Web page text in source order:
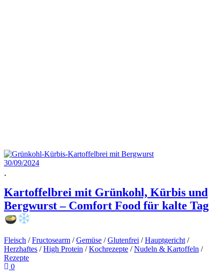
30/09/2024
Kartoffelbrei mit Grünkohl, Kürbis und
Bergwurst – Comfort Food für kalte Tag
Fleisch /Fructosearm /Gemüse /Glutenfrei /Hauptgericht /
Herzhaftes /High Protein /Kochrezepte /Nudeln & Kartoffeln /
Rezepte
0